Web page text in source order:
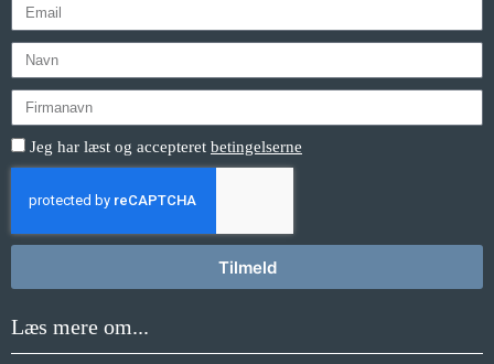
Jeg har læst og accepteret betingelserne
Tilmeld
Læs mere om...